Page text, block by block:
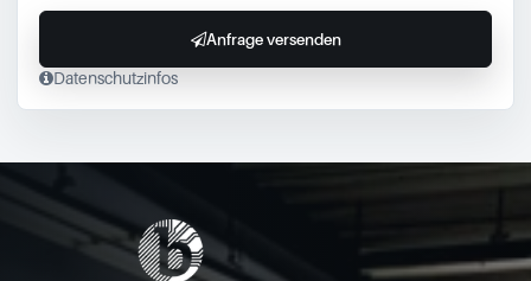
Datenschutzinfos
Anfrage versenden